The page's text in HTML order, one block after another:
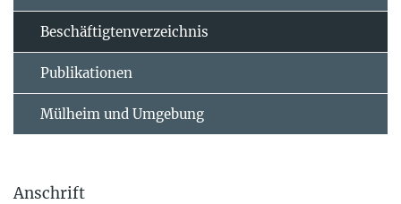
Beschäftigtenverzeichnis
Publikationen
Mülheim und Umgebung
Anschrift